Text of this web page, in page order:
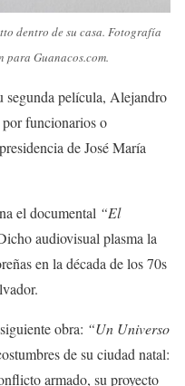
dentro de su casa. Fotografía
Guanacos.com.
segunda película, Alejandro
funcionarios o
de José María
el documental “El
audiovisual plasma la
en la década de los 70s
obra: “Un Universo
de su ciudad natal:
armado, su proyecto